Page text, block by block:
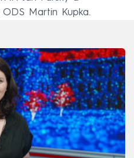
Martin Kupka.